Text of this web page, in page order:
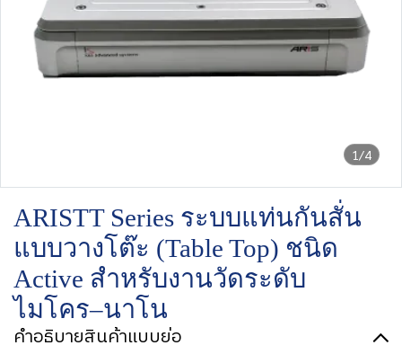
1/4
ARISTT Series ระบบแท่นกันสั่น
แบบวางโต๊ะ (Table Top) ชนิด
Active สำหรับงานวัดระดับ
ไมโคร–นาโน
คำอธิบายสินค้าแบบย่อ